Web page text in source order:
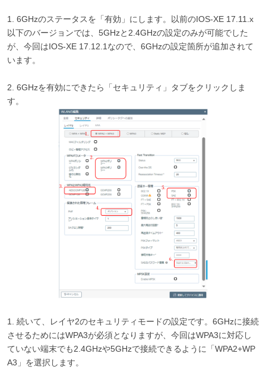
1. 6GHzのステータスを「有効」にします。以前のIOS-XE 17.11.x
以下のバージョンでは、5GHzと2.4GHzの設定のみが可能でした
が、今回はIOS-XE 17.12.1なので、6GHzの設定箇所が追加されて
います。
2. 6GHzを有効にできたら「セキュリティ」タブをクリックしま
す。
1. 続いて、レイヤ2のセキュリティモードの設定です。6GHzに接続
させるためにはWPA3が必須となりますが、今回はWPA3に対応し
ていない端末でも2.4GHzや5GHzで接続できるように「WPA2+WP
A3」を選択します。